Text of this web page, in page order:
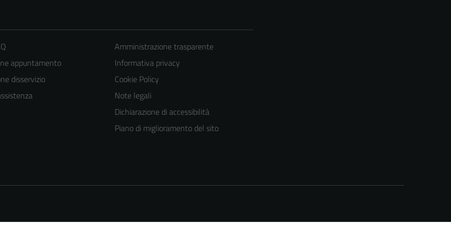
appuntamento
disservizio
Amministrazione trasparente
Informativa privacy
Cookie Policy
Note legali
Dichiarazione di accessibilità
Piano di miglioramento del sito
Questi cookie